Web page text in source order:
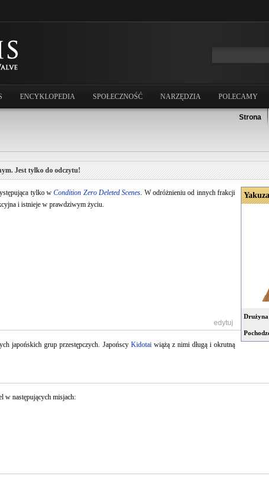
ENCYKLOPEDIA SPOŁECZNOŚĆ NARZĘDZIA POLECAMY
Strona
Jest tylko do odczytu!
Yakuza
Drużyna
tylko wCondition Zero Deleted Scenes. W odróżnieniu od innych frakcji
i istnieje w prawdziwym życiu.
edytuj
japońskich grup przestępczych. Japońscy Kidotaiwiążą z nimi długą i okrutną
w następujących misjach: